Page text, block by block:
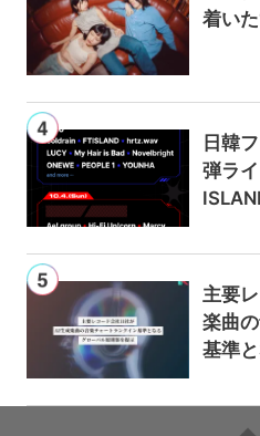
着い
日韓
弾ラ
主要
楽曲
基準
るた